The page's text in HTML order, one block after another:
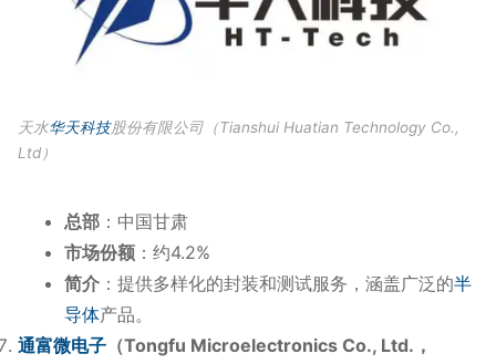
天水华天科技股份有限公司（Tianshui Huatian Technology Co.,
Ltd）
总部：中国甘肃
市场份额：约4.2%
简介：提供多样化的封装和测试服务，涵盖广泛的半
导体产品。
通富微电子 （Tongfu Microelectronics Co., Ltd.，